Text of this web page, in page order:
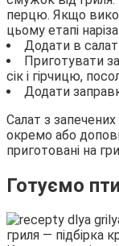
перцю. Якщо
цьому етапі
Додати в салат
Приготувати
сік і гірчицю,
Додати
Салат з
окремо або
приготовані на
Готуємо